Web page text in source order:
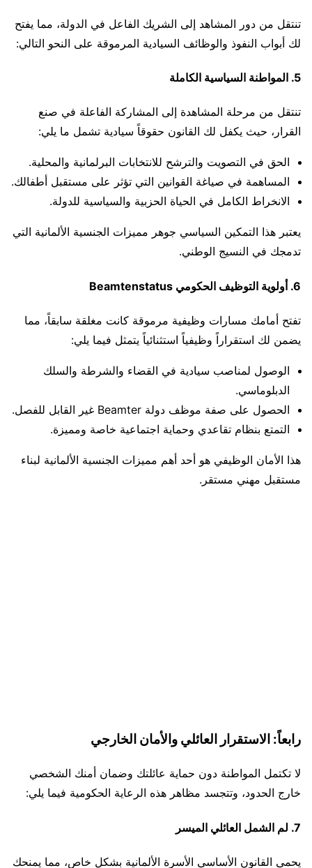
تنتقل من دور المشاهد إلى الشريك الفاعل في الدولة، مما يفتح
لك أبواب النفوذ والوظائف السيادية المرموقة على النحو التالي:
5. المواطنة السياسية الكاملة
تنتقل من مرحلة المشاهدة إلى المشاركة الفاعلة في صنع
القرار، حيث يكفل لك القانون حقوقاً سيادية تشمل ما يلي:
الحق في التصويت والترشح للانتخابات البرلمانية والمحلية.
المساهمة في صياغة القوانين التي تؤثر على مستقبل أطفالك.
الانخراط الكامل في الحياة الحزبية والسياسية للدولة.
يعتبر هذا التمكين السياسي جوهر مميزات الجنسية الألمانية التي
تدمجك في النسيج الوطني.
6. أولوية التوظيف الحكومي Beamtenstatus
تفتح أمامك مسارات وظيفية مرموقة كانت مغلقة سابقاً، مما
يضمن لك استقراراً وظيفياً استثنائياً يتمثل فيما يلي:
الوصول لمناصب سيادية في القضاء والشرطة والسلك
الدبلوماسي.
الحصول على صفة موظف دولة Beamter غير القابل للفصل.
التمتع بنظام تقاعدي وحماية اجتماعية خاصة ومميزة.
هذا الأمان الوظيفي هو أحد أهم مميزات الجنسية الألمانية لبناء
مستقبل مهني مستقر.
رابعاً: الاستقرار العائلي والأمان الخارجي
لا تكتمل المواطنة دون حماية عائلتك وضمان أمنك الشخصي
خارج الحدود، وتتجسد مظاهر هذه الرعاية الحكومية فيما يلي:
7. لم الشمل العائلي الميسر
يحمي القانون الأساسي الأسرة الألمانية بشكل خاص، مما يمنحك